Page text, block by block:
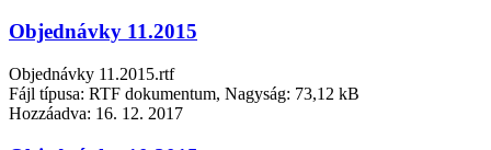
Objednávky 11.2015
Objednávky 11.2015.rtf
Fájl típusa: RTF dokumentum, Nagyság: 73,12 kB
Hozzáadva: 16. 12. 2017